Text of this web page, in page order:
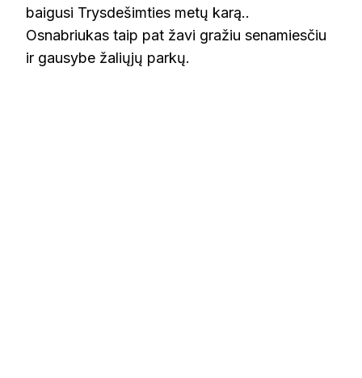
baigusi Trysdešimties metų karą..
Osnabriukas taip pat žavi gražiu senamiesčiu
ir gausybe žaliųjų parkų.